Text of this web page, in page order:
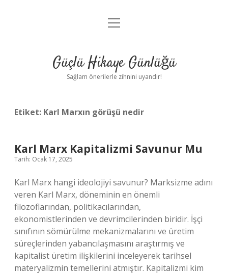
Anasayfa
Yasal Uyarı
menüyü
Güçlü Hikaye Günlüğü
Sağlam önerilerle zihnini uyandır!
Etiket: Karl Marxın görüşü nedir
Karl Marx Kapitalizmi Savunur Mu
Tarih: Ocak 17, 2025
Karl Marx hangi ideolojiyi savunur? Marksizme adını
veren Karl Marx, döneminin en önemli
filozoflarından, politikacılarından,
ekonomistlerinden ve devrimcilerinden biridir. İşçi
sınıfının sömürülme mekanizmalarını ve üretim
süreçlerinden yabancılaşmasını araştırmış ve
kapitalist üretim ilişkilerini inceleyerek tarihsel
materyalizmin temellerini atmıştır. Kapitalizmi kim